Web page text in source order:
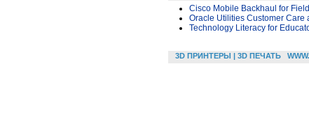
Cisco Mobile Backhaul for
Oracle Utilities Customer Care
Technology Literacy for
3D ПРИНТЕРЫ | 3D ПЕЧАТЬ